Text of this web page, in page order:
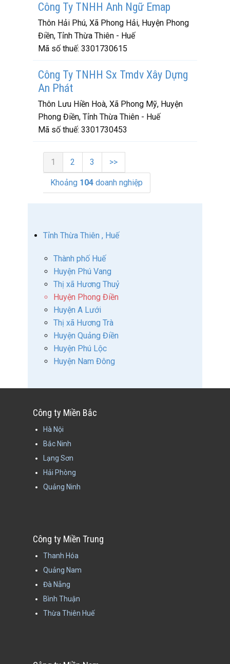
Công Ty TNHH Anh Ngữ Emap
Thôn Hải Phú, Xã Phong Hải, Huyện Phong
Điền, Tỉnh Thừa Thiên - Huế
Mã số thuế: 3301730615
Công Ty TNHH Sx Tmdv Xây Dựng
An Phát
Thôn Lưu Hiền Hoà, Xã Phong Mỹ, Huyện
Phong Điền, Tỉnh Thừa Thiên - Huế
Mã số thuế: 3301730453
1 2 3 >>
Khoảng 104 doanh nghiệp
Tỉnh Thừa Thiên , Huế
Thành phố Huế
Huyện Phú Vang
Thị xã Hương Thuỷ
Huyện Phong Điền
Huyện A Lưới
Thị xã Hương Trà
Huyện Quảng Điền
Huyện Phú Lộc
Huyện Nam Đông
Công ty Miền Bắc
Hà Nội
Bắc Ninh
Lạng Sơn
Hải Phòng
Quảng Ninh
Công ty Miền Trung
Thanh Hóa
Quảng Nam
Đà Nẵng
Bình Thuận
Thừa Thiên Huế